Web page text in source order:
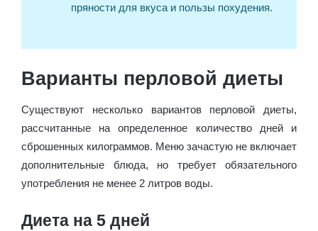
пряности для вкуса и пользы похудения.
Варианты перловой диеты
Существуют несколько вариантов перловой диеты,
рассчитанные на определенное количество дней и
сброшенных килограммов. Меню зачастую не включает
дополнительные блюда, но требует обязательного
употребления не менее 2 литров воды.
Диета на 5 дней